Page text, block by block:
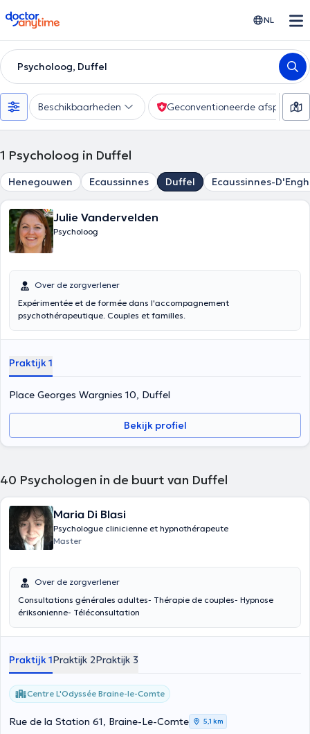
doctoranytime NL
Psycholoog, Duffel
Beschikbaarheden Geconventioneerde afspraak
1 Psycholoog in Duffel
Henegouwen Ecaussinnes Duffel Ecaussinnes-
Julie Vandervelden
Psycholoog
Over de zorgverlener
Expérimentée et de formée dans l'accompagnement
psychothérapeutique. Couples et familles.
Praktijk 1
Place Georges Wargnies 10, Duffel
Bekijk profiel
40 Psychologen in de buurt van Duffel
Maria Di Blasi
Psychologue clinicienne et hypnothérapeute
Master
Over de zorgverlener
Consultations générales adultes- Thérapie de couples- Hypnose
ériksonienne- Téléconsultation
Praktijk 1Praktijk 2Praktijk 3
Centre L'Odyssée Braine-le-Comte
Rue de la Station 61, Braine-Le-Comte 5,1 km